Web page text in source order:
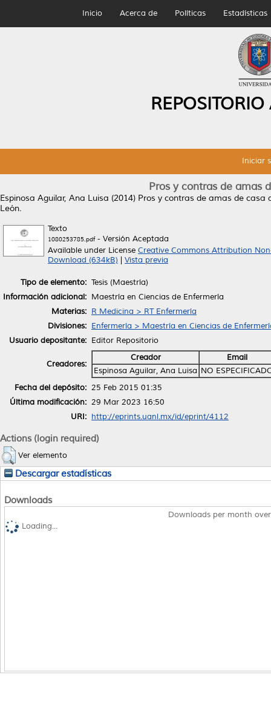
Inicio Acerca de Políticas Estadísticas
Iniciar
Pros y contras de amas
Espinosa Aguilar, Ana Luisa (2014) Pros y contras de amas de casa
León.
Texto
1080253785.pdf- Versión Aceptada
Available under License Creative Commons Attribution
Download (634kB)
Vista previa
Tipo de elemento: Tesis (Maestría)
Información adicional: Maestría en Ciencias de Enfermería
Materias: R Medicina > RT Enfermería
Divisiones: Enfermería > Maestría en Ciencias de
Usuario depositante: Editor Repositorio
Creadores:
Creador
Email
Espinosa Aguilar, Ana Luisa NO
Fecha del depósito: 25 Feb 2015 01:35
Última modificación: 29 Mar 2023 16:50
URI: http://eprints.uanl.mx/id/eprint/4112
Actions (login required)
Ver elemento
Descargar estadísticas
Downloads
Downloads per month
Loading...